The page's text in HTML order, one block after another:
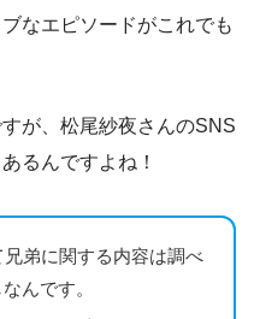
なエピソードがこれでも
が、松尾紗夜さんのSNS
るんですよね！
兄弟に関する内容は調べ
んです。